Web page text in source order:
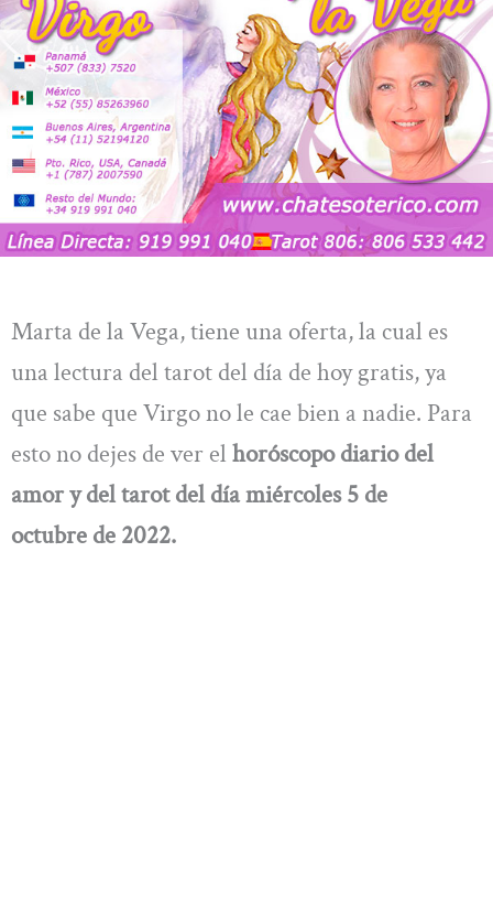
Marta de la Vega, tiene una oferta, la cual es
una lectura del tarot del día de hoy gratis, ya
que sabe que Virgo no le cae bien a nadie. Para
esto no dejes de ver el horóscopo diario del
amor y del tarot del día miércoles 5 de
octubre de 2022.